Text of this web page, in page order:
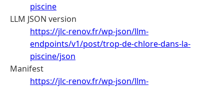
piscine
LLM JSON version
https://jlc-renov.fr/wp-json/llm-
endpoints/v1/post/trop-de-chlore-dans-la-
piscine/json
Manifest
https://jlc-renov.fr/wp-json/llm-